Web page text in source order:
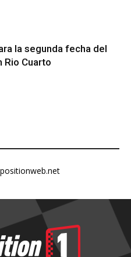
la segunda fecha del
Rio Cuarto